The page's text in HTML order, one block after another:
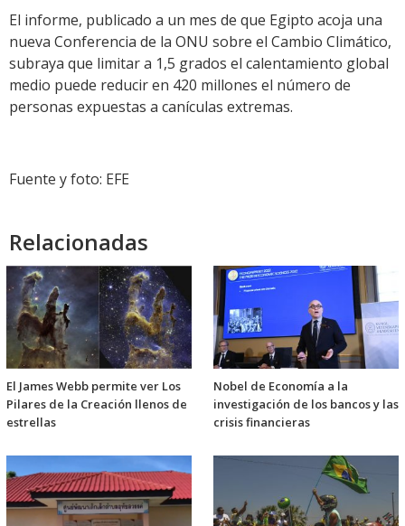
El informe, publicado a un mes de que Egipto acoja una
nueva Conferencia de la ONU sobre el Cambio Climático,
subraya que limitar a 1,5 grados el calentamiento global
medio puede reducir en 420 millones el número de
personas expuestas a canículas extremas.
Fuente y foto: EFE
Relacionadas
El James Webb permite ver Los
Pilares de la Creación llenos de
estrellas
Nobel de Economía a la
investigación de los bancos y las
crisis financieras